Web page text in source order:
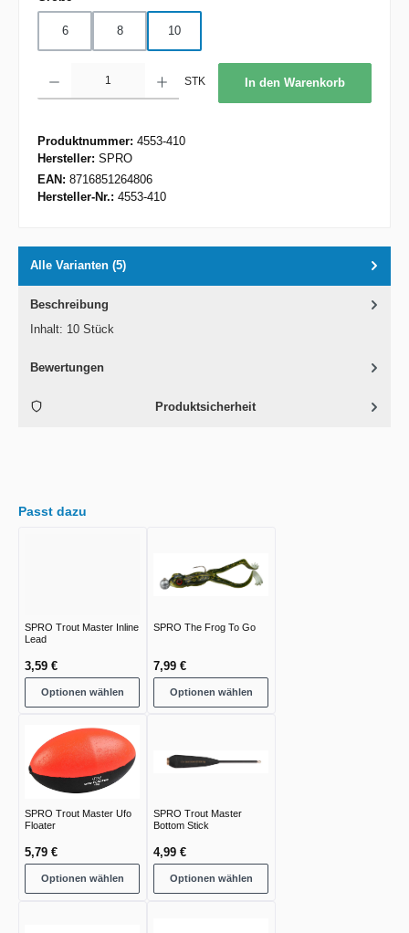
6 8 10
STK In den Warenkorb
Produktnummer: 4553-410
Hersteller: SPRO
EAN: 8716851264806
Hersteller-Nr.: 4553-410
Alle Varianten (5)
Beschreibung
Inhalt: 10 Stück
Bewertungen
Produktsicherheit
Passt dazu
SPRO Trout Master Inline
Lead
3,59 €
Optionen wählen
SPRO The Frog To Go
7,99 €
Optionen wählen
SPRO Trout Master Ufo
Floater
5,79 €
Optionen wählen
SPRO Trout Master
Bottom Stick
4,99 €
Optionen wählen